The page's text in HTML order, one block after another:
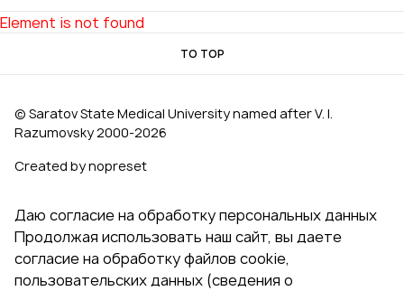
Element is not found
TO TOP
© Saratov State Medical University named after V. I.
Razumovsky 2000‑2026
Created by nopreset
Даю согласие на обработку персональных данных
Продолжая использовать наш сайт, вы даете
согласие на обработку файлов cookie,
пользовательских данных (сведения о